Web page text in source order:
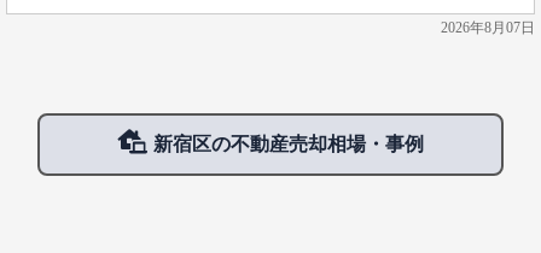
2026年8月07日
新宿区の不動産売却相場・事例